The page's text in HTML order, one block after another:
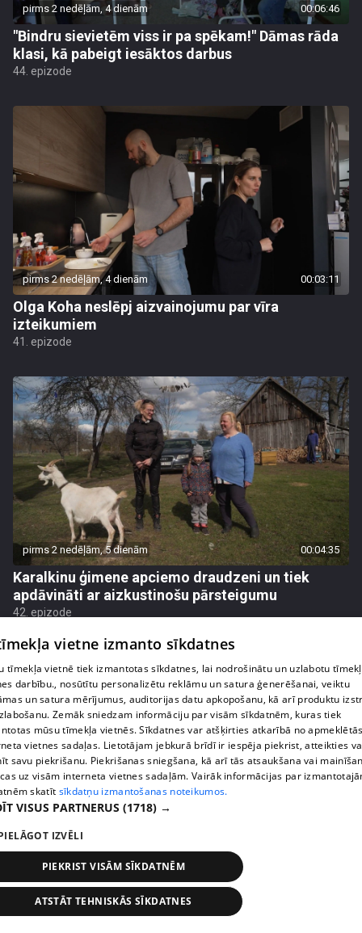
pirms 2 nedēļām, 4 dienām 00:06:46
"Bindru sievietēm viss ir pa spēkam!" Dāmas rāda
klasi, kā pabeigt iesāktos darbus
44. epizode
pirms 2 nedēļām, 4 dienām 00:03:11
Olga Koha neslēpj aizvainojumu par vīra
izteikumiem
41. epizode
pirms 2 nedēļām, 5 dienām 00:04:35
Karalkinu ģimene apciemo draudzeni un tiek
apdāvināti ar aizkustinošu pārsteigumu
42. epizode
Agrita Bindre stāsta, kā meita pielāgojas jaunajai
skolas un internāta ikdienai
45. epizode
vietne izmanto sīkdatnes
tīmekļa vietnē tiek izmantotas sīkdatnes, lai nodrošinātu un uzlabotu
darbību., nosūtītu personalizētu reklāmu un satura ģenerēšanai, veiktu
un satura mērījumus, auditorijas datu apkopošanu, kā arī produktu
Zemāk sniedzam informāciju par visām sīkdatnēm, kuras tiek
mūsu tīmekļa vietnēs. Sīkdatnes var atšķirties atkarībā no
vietnes sadaļas. Lietotājam jebkurā brīdī ir iespēja piekrist, atteikties
savu piekrišanu. Piekrišanas sniegšana, kā arī tās atsaukšana vai
uz visām interneta vietnes sadaļām. Vairāk informācijas par
skatīt sīkdatņu izmantošanas noteikumos.
VISUS PARTNERUS (1718) →
IZVĒLI
PIEKRIST VISĀM SĪKDATNĒM
ATSTĀT TEHNISKĀS SĪKDATNES